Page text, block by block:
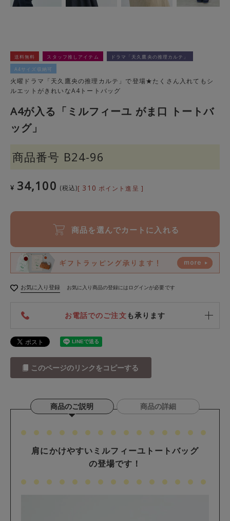
送料無料 スタッフ推しアイテム
ドラマ「天久鷹央の推理カルテ」
A4サイズ収納可
火曜ドラマ「天久鷹央の推理カルテ」で登場★たくさん入れてもシ
ルエットがきれいなA4トートバッグ
A4が入る「ミルフィーユ がま口 トートバ
ッグ」
商品番号 B24-96
¥ 34,100 税込 [ 310 ポイント進呈 ]
商品を選んでカートに入れる
お気に入り登録 お気に入り商品の登録にはログインが必要です
お電話でのご注文も承ります
このページのリンクをコピーする
商品のご説明 商品の詳細
肩にかけやすいミルフィーユトートバッグ
の登場です！